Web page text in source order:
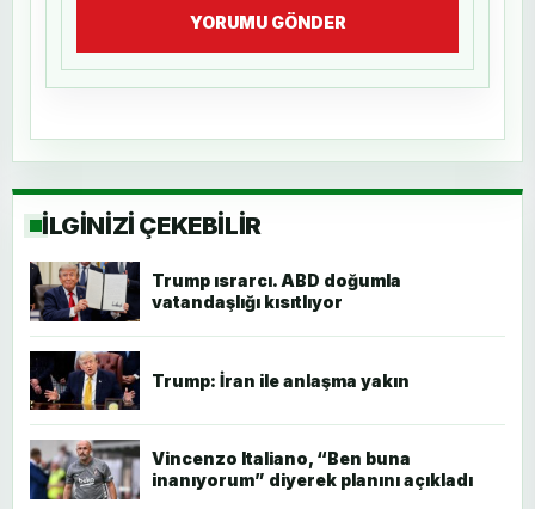
YORUMU GÖNDER
İLGİNİZİ ÇEKEBİLİR
Trump ısrarcı. ABD doğumla
vatandaşlığı kısıtlıyor
Trump: İran ile anlaşma yakın
Vincenzo Italiano, “Ben buna
inanıyorum” diyerek planını açıkladı